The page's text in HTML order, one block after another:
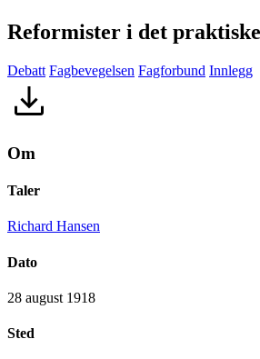
Reformister i det
Debatt Fagbevegelsen Fagforbund Innlegg
Om
Taler
Richard Hansen
Dato
28 august 1918
Sted